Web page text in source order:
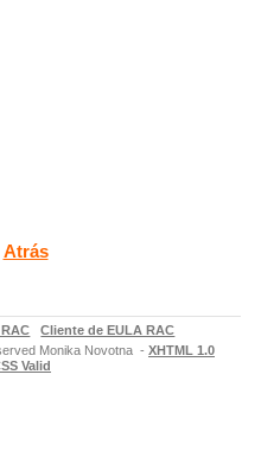
Atrás
Cliente de EULA RAC
Monika Novotna - XHTML 1.0
Valid